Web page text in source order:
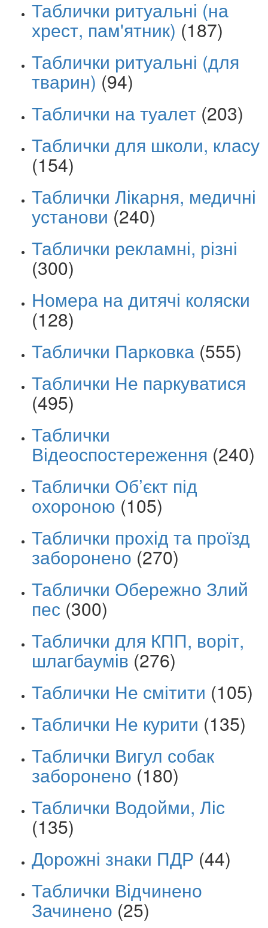
Таблички ритуальні (на
хрест, пам'ятник) (187)
Таблички ритуальні (для
тварин) (94)
Таблички на туалет (203)
Таблички для школи, класу
(154)
Таблички Лікарня, медичні
установи (240)
Таблички рекламні, різні
(300)
Номера на дитячі коляски
(128)
Таблички Парковка (555)
Таблички Не паркуватися
(495)
Таблички
Відеоспостереження (240)
Таблички Об’єкт під
охороною (105)
Таблички прохід та проїзд
заборонено (270)
Таблички Обережно Злий
пес (300)
Таблички для КПП, воріт,
шлагбаумів (276)
Таблички Не смітити (105)
Таблички Не курити (135)
Таблички Вигул собак
заборонено (180)
Таблички Водойми, Ліс
(135)
Дорожні знаки ПДР (44)
Таблички Відчинено
Зачинено (25)